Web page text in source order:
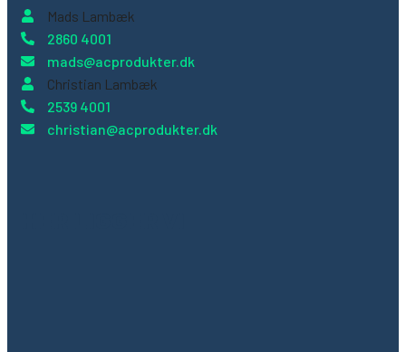
Mads Lambæk
2860 4001
mads@acprodukter.dk
Christian Lambæk
2539 4001
christian@acprodukter.dk